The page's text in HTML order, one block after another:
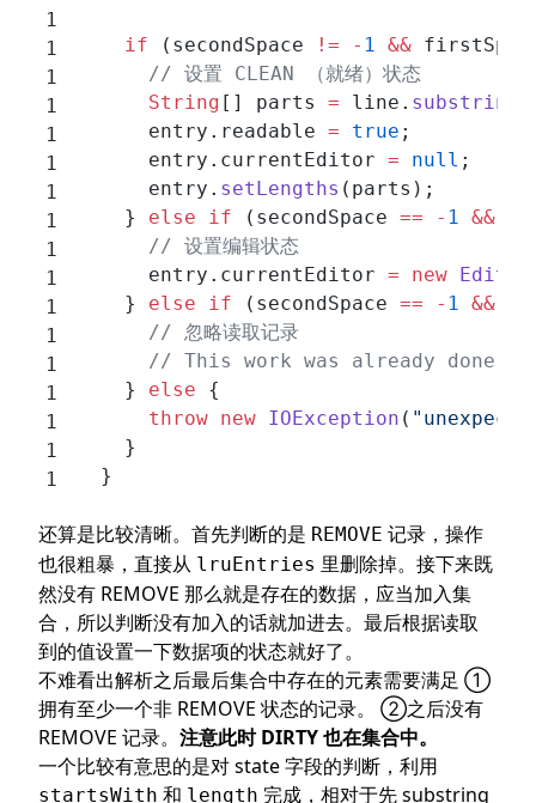
    if
(secondSpace != - 1 &&
      // 设置 CLEAN （就绪）状态
      String
[] parts = line. substring
      entry.readable
= true ;
      entry.currentEditor
= null ;
      entry.
setLengths (parts);
    }
else if (secondSpace == - 1 &&
      // 设置编辑状态
      entry.currentEditor
= new Editor
    }
else if (secondSpace == - 1 &&
      // 忽略读取记录
// This work was already done
    }
else {
      throw
new IOException (
    }
  }
还算是比较清晰。首先判断的是 REMOVE 记录，操作
也很粗暴，直接从 lruEntries 里删除掉。接下来既
然没有 REMOVE 那么就是存在的数据，应当加入集
合，所以判断没有加入的话就加进去。最后根据读取
到的值设置一下数据项的状态就好了。
不难看出解析之后最后集合中存在的元素需要满足 ①
拥有至少一个非 REMOVE 状态的记录。 ②之后没有
REMOVE 记录。注意此时 DIRTY 也在集合中。
一个比较有意思的是对 state 字段的判断，利用
startsWith 和 length 完成，相对于先 substring